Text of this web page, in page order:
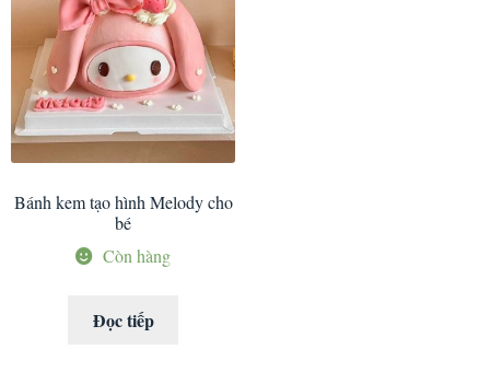
Bánh kem tạo hình Melody cho
bé
Còn hàng
Đọc tiếp